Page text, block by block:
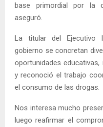
base primordial por la
aseguró.
La titular del Ejecutivo
gobierno se concretan
oportunidades
y reconoció el trabajo
el consumo de las drogas.
Nos interesa mucho
luego reafirmar el